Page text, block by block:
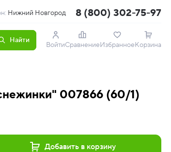
Нижний Новгород 8 (800) 302-75-97
Найти
ВойтиСравнениеИзбранноеКорзина
007866 (60/1)
Добавить в корзину